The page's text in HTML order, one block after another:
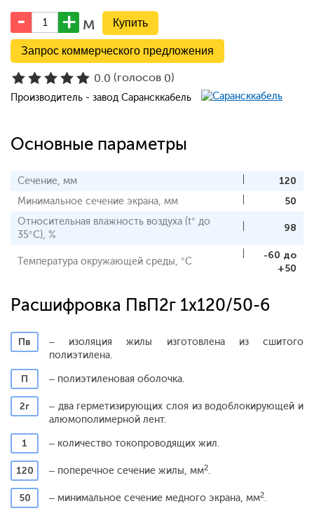
м
Запрос коммерческого предложения
0.0 (голосов 0)
Производитель - завод Сарансккабель
Основные параметры
Сечение, мм
120
Минимальное сечение экрана, мм
50
Относительная влажность воздуха (t° до
35°С), %
98
Температура окружающей среды, °С
-60 до
+50
Расшифровка ПвП2г 1x120/50-6
Пв
– изоляция жилы изготовлена из сшитого
полиэтилена.
П
– полиэтиленовая оболочка.
2г
– два герметизирующих слоя из водоблокирующей и
алюмополимерной лент.
1
– количество токопроводящих жил.
120 – поперечное сечение жилы, мм2.
50 – минимальное сечение медного экрана, мм2.